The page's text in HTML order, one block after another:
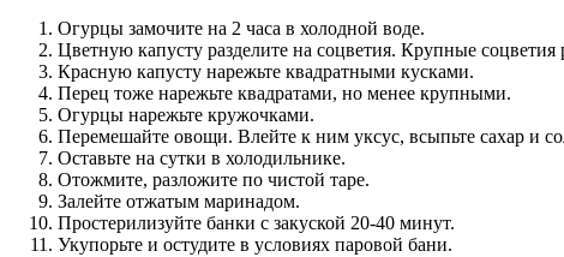
Огурцы замочите на 2 часа в холодной воде.
Цветную капусту разделите на соцветия. Крупные соцветия
Красную капусту нарежьте квадратными кусками.
Перец тоже нарежьте квадратами, но менее крупными.
Огурцы нарежьте кружочками.
Перемешайте овощи. Влейте к ним уксус, всыпьте сахар и
Оставьте на сутки в холодильнике.
Отожмите, разложите по чистой таре.
Залейте отжатым маринадом.
Простерилизуйте банки с закуской 20-40 минут.
Укупорьте и остудите в условиях паровой бани.